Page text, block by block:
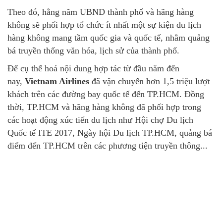
Theo đó, hằng năm UBND thành phố và hãng hàng
không sẽ phối hợp tổ chức ít nhất một sự kiện du lịch
hàng không mang tầm quốc gia và quốc tế, nhằm quảng
bá truyền thống văn hóa, lịch sử của thành phố.
Để cụ thể hoá nội dung hợp tác từ đầu năm đến
nay, Vietnam Airlines đã vận chuyển hơn 1,5 triệu lượt
khách trên các đường bay quốc tế đến TP.HCM. Đồng
thời, TP.HCM và hãng hàng không đã phối hợp trong
các hoạt động xúc tiến du lịch như Hội chợ Du lịch
Quốc tế ITE 2017, Ngày hội Du lịch TP.HCM, quảng bá
điểm đến TP.HCM trên các phương tiện truyền thông...